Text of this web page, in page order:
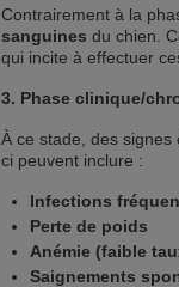
Contrairement à la
sanguines du chien.
qui incite à effectuer
3. Phase clinique/
À ce stade, des
ci peuvent inclure :
Infections
Perte de poids
Anémie (faible
Saignements